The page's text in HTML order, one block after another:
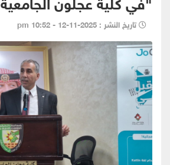
تاريخ النشر : 2025-11-12 - 10:52 pm